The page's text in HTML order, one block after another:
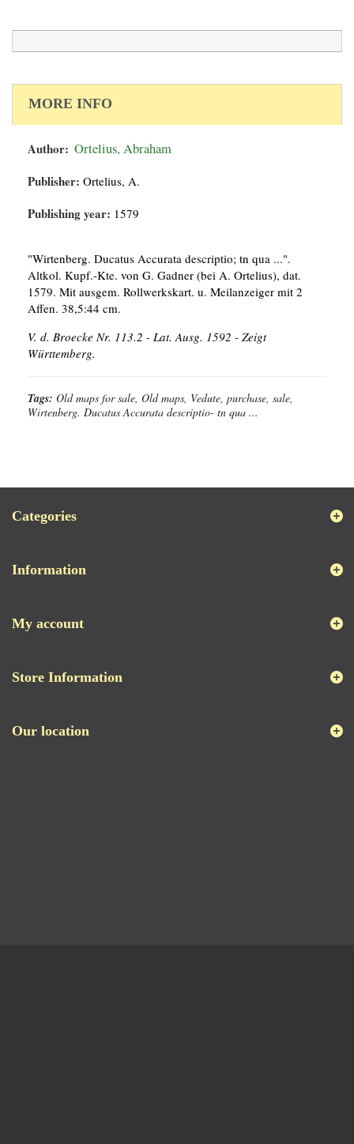
MORE INFO
Author: Ortelius, Abraham
Publisher: Ortelius, A.
Publishing year: 1579
"Wirtenberg. Ducatus Accurata descriptio; tn qua ...".
Altkol. Kupf.-Kte. von G. Gadner (bei A. Ortelius), dat.
1579. Mit ausgem. Rollwerkskart. u. Meilanzeiger mit 2
Affen. 38,5:44 cm.
V. d. Broecke Nr. 113.2 - Lat. Ausg. 1592 - Zeigt
Württemberg.
Tags: Old maps for sale, Old maps, Vedute, purchase, sale,
Wirtenberg. Ducatus Accurata descriptio- tn qua ...
Categories
Information
My account
Store Information
Our location